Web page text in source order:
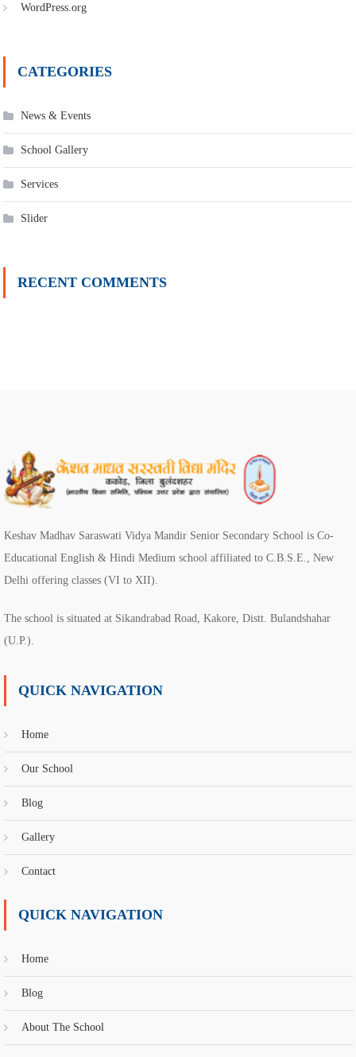
WordPress.org
CATEGORIES
News & Events
School Gallery
Services
Slider
RECENT COMMENTS
Keshav Madhav Saraswati Vidya Mandir Senior Secondary School is Co-
Educational English & Hindi Medium school affiliated to C.B.S.E., New
Delhi offering classes (VI to XII).
The school is situated at Sikandrabad Road, Kakore, Distt. Bulandshahar
(U.P.).
QUICK NAVIGATION
Home
Our School
Blog
Gallery
Contact
QUICK NAVIGATION
Home
Blog
About The School